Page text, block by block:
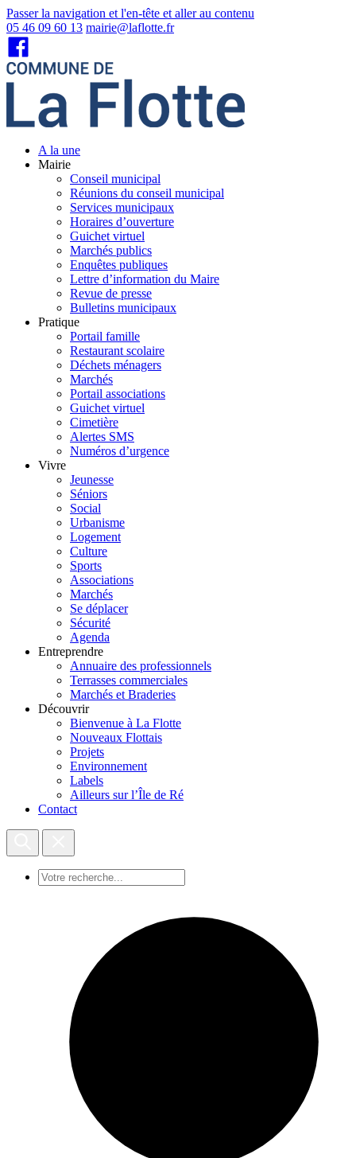
Passer la navigation et l'en-tête et aller au contenu
05 46 09 60 13 mairie@laflotte.fr
A la une
Mairie
Conseil municipal
Réunions du conseil municipal
Services municipaux
Horaires d’ouverture
Guichet virtuel
Marchés publics
Enquêtes publiques
Lettre d’information du Maire
Revue de presse
Bulletins municipaux
Pratique
Portail famille
Restaurant scolaire
Déchets ménagers
Marchés
Portail associations
Guichet virtuel
Cimetière
Alertes SMS
Numéros d’urgence
Vivre
Jeunesse
Séniors
Social
Urbanisme
Logement
Culture
Sports
Associations
Marchés
Se déplacer
Sécurité
Agenda
Entreprendre
Annuaire des professionnels
Terrasses commerciales
Marchés et Braderies
Découvrir
Bienvenue à La Flotte
Nouveaux Flottais
Projets
Environnement
Labels
Ailleurs sur l’Île de Ré
Contact